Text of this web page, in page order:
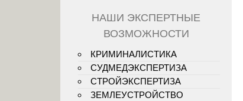
НАШИ ЭКСПЕРТНЫЕ
ВОЗМОЖНОСТИ
КРИМИНАЛИСТИКА
СУДМЕДЭКСПЕРТИЗА
СТРОЙЭКСПЕРТИЗА
ЗЕМЛЕУСТРОЙСТВО